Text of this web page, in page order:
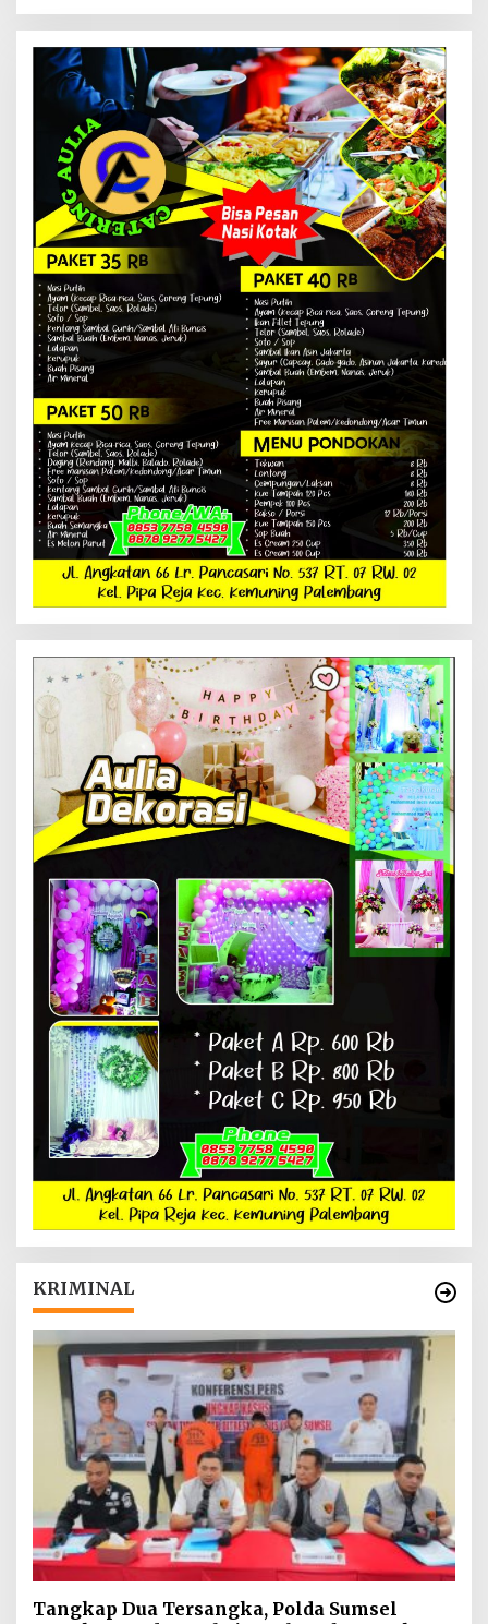
KRIMINAL
Tangkap Dua Tersangka, Polda Sumsel